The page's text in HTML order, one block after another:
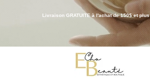
Livraison GRATUITE à l'achat de 150$ et plus